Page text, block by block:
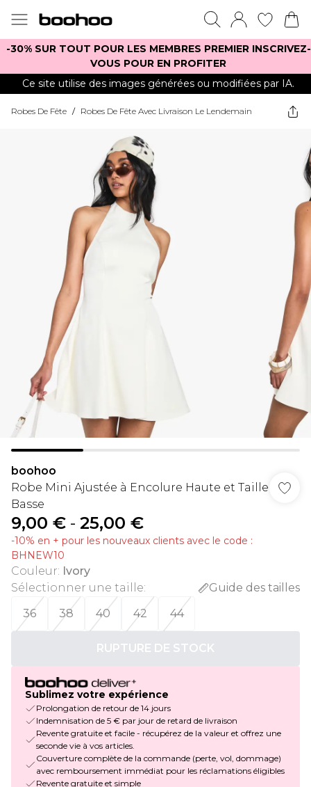
-30% SUR TOUT POUR LES MEMBRES PREMIER INSCRIVEZ-
VOUS POUR EN PROFITER
Ce site utilise des images générées ou modifiées par IA.
Robes De Fête / Robes De Fête Avec Livraison Le Lendemain
boohoo
Robe Mini Ajustée à Encolure Haute et Taille
Basse
9,00 € - 25,00 €
-10% en + pour les nouveaux clients avec le code :
BHNEW10
Couleur: Ivory
Sélectionner une taille:
Guide des tailles
36
38 40 42 44
RUPTURE DE STOCK
Sublimez votre expérience
Prolongation de retour de 14 jours
Indemnisation de 5 € par jour de retard de livraison
Revente gratuite et facile - récupérez de la valeur et offrez une
seconde vie à vos articles.
Couverture complète de la commande (perte, vol, dommage)
avec remboursement immédiat pour les réclamations éligibles
Revente gratuite et simple